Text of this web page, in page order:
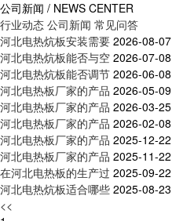
公司新闻 / NEWS CENTER
行业动态 公司新闻 常见问答
河北电热炕板安装需要 2026-08-07
河北电热炕板能否与空 2026-07-08
河北电热炕板能否调节 2026-06-08
河北电热板厂家的产品 2026-05-09
河北电热板厂家的产品 2026-03-25
河北电热板厂家的产品 2026-02-08
河北电热板厂家的产品 2025-12-22
河北电热板厂家的产品 2025-11-22
在河北电热板的生产过 2025-09-22
河北电热炕板适合哪些 2025-08-23
<<